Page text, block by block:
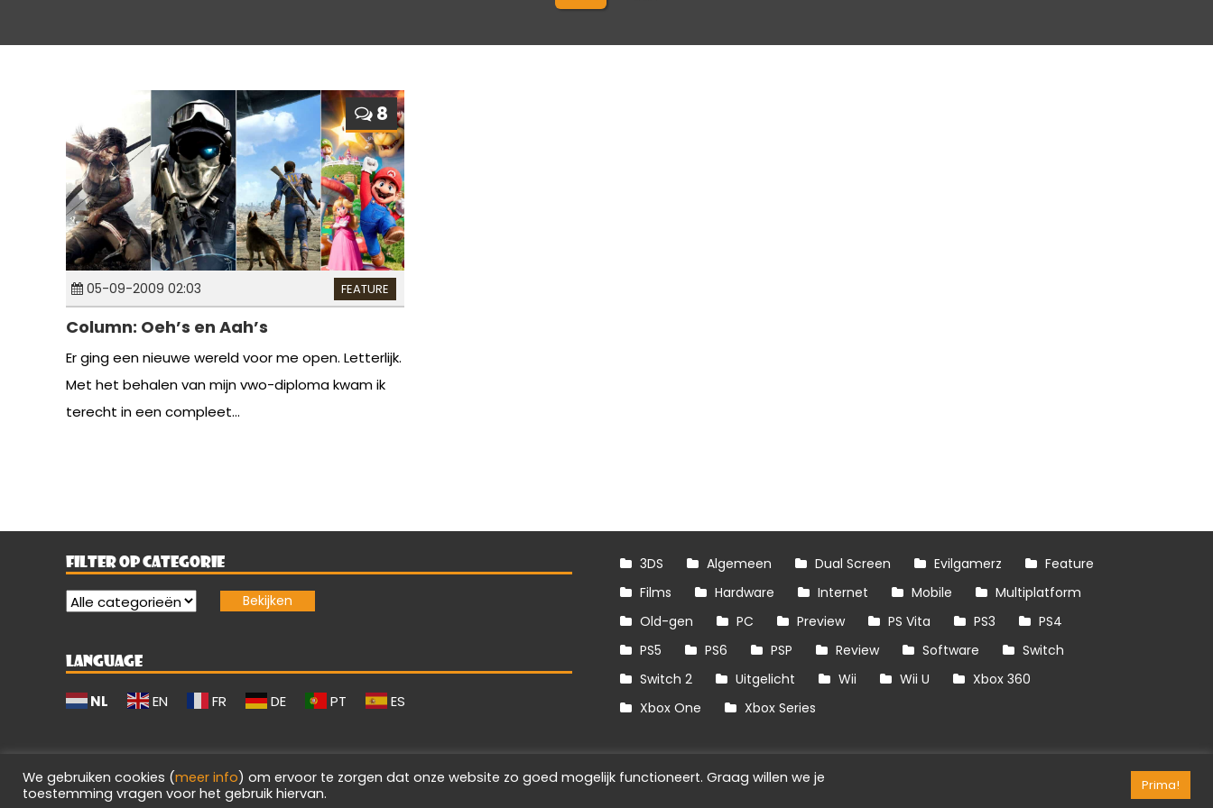
8
05-09-2009 02:03 FEATURE
Column: Oeh’s en Aah’s
Er ging een nieuwe wereld voor me open. Letterlijk.
Met het behalen van mijn vwo-diploma kwam ik
terecht in een compleet...
FILTER OP CATEGORIE
LANGUAGE
NL EN FR DE PT ES
3DS Algemeen Dual Screen Evilgamerz
Feature
Films
Hardware Internet Mobile
Multiplatform
Old-gen
PC Preview PS Vita PS3
PS4
PS5
PS6 PSP Review Software
Switch
Switch 2
Uitgelicht Wii Wii U
Xbox 360
Xbox One
Xbox Series
Evilgamerz 2026 - Alle rechten voorbehouden.
We gebruiken cookies (meer info) om ervoor te zorgen dat onze website zo goed mogelijk functioneert. Graag willen we je
toestemming vragen voor het gebruik hiervan.
Prima!